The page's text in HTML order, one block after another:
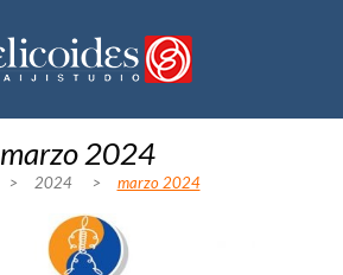
marzo 2024
> 2024 > marzo 2024